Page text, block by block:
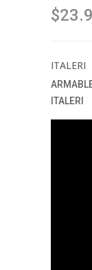
ITALERI
ITALERI